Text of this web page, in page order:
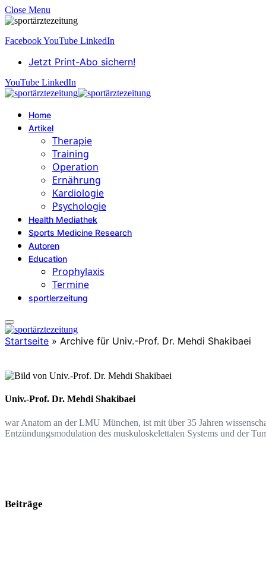
Close Menu
FacebookYouTube LinkedIn
Jetzt Print-Abo sichern!
YouTube LinkedIn
Home
Artikel
Therapie
Training
Operation
Ernährung
Kardiologie
Psychologie
Health Mediathek
Sports Medicine Research
Autoren
Education
Prophylaxis
Termine
sportlerzeitung
Startseite » Archive für Univ.-Prof. Dr. Mehdi Shakibaei
Univ.-Prof. Dr. Mehdi Shakibaei
war Anatom an der LMU München, ist mit über 35 Jahren
Entzündungsmodulation des muskuloskelettalen Systems und der
Beiträge